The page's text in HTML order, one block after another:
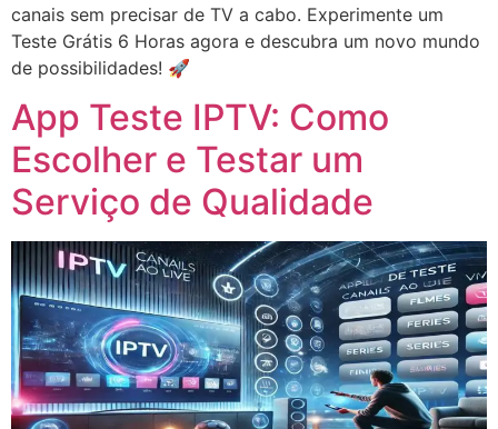
canais sem precisar de TV a cabo. Experimente um
Teste Grátis 6 Horas agora e descubra um novo mundo
de possibilidades! 🚀
App Teste IPTV: Como
Escolher e Testar um
Serviço de Qualidade